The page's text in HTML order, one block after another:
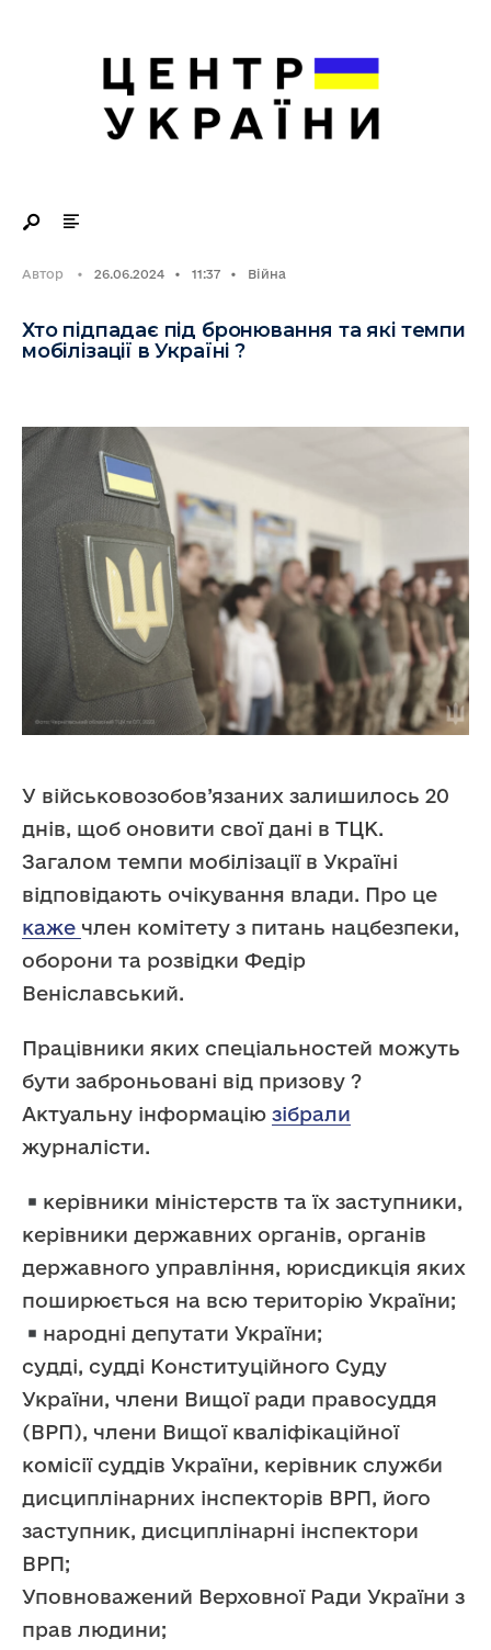
Автор • 26.06.2024 • 11:37 • Війна
Хто підпадає під бронювання та які темпи
мобілізації в Україні ?
У військовозобов’язаних залишилось 20
днів, щоб оновити свої дані в ТЦК.
Загалом темпи мобілізації в Україні
відповідають очікування влади. Про це
каже член комітету з питань нацбезпеки,
оборони та розвідки Федір
Веніславський.
Працівники яких спеціальностей можуть
бути заброньовані від призову ?
Актуальну інформацію зібрали
журналісти.
керівники міністерств та їх заступники,
керівники державних органів, органів
державного управління, юрисдикція яких
поширюється на всю територію України;
народні депутати України;
судді, судді Конституційного Суду
України, члени Вищої ради правосуддя
(ВРП), члени Вищої кваліфікаційної
комісії суддів України, керівник служби
дисциплінарних інспекторів ВРП, його
заступник, дисциплінарні інспектори
ВРП;
Уповноважений Верховної Ради України з
прав людини;